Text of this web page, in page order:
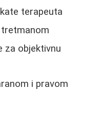
terapeuta
za objektivnu
i pravom